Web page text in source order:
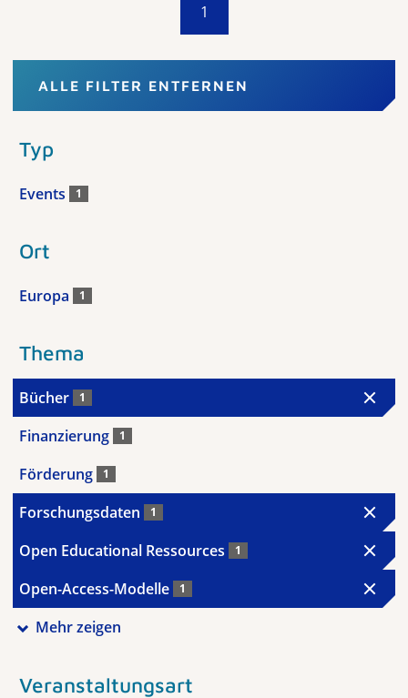
1
ALLE FILTER ENTFERNEN
Typ
Events 1
Ort
Europa 1
Thema
Bücher 1
Finanzierung 1
Förderung 1
Forschungsdaten 1
Open Educational Ressources 1
Open-Access-Modelle 1
Mehr zeigen
Veranstaltungsart